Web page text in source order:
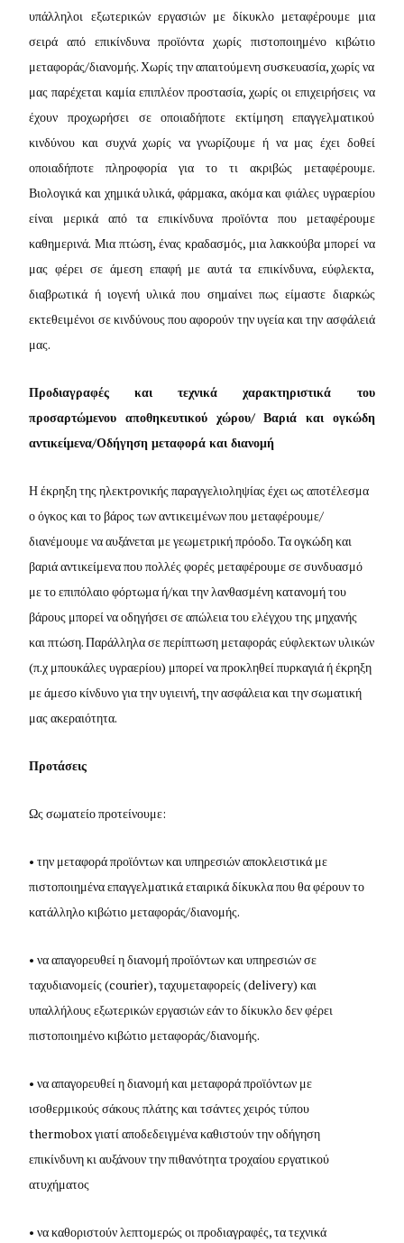
υπάλληλοι εξωτερικών εργασιών με δίκυκλο μεταφέρουμε μια
σειρά από επικίνδυνα προϊόντα χωρίς πιστοποιημένο κιβώτιο
μεταφοράς/διανομής. Χωρίς την απαιτούμενη συσκευασία, χωρίς να
μας παρέχεται καμία επιπλέον προστασία, χωρίς οι επιχειρήσεις να
έχουν προχωρήσει σε οποιαδήποτε εκτίμηση επαγγελματικού
κινδύνου και συχνά χωρίς να γνωρίζουμε ή να μας έχει δοθεί
οποιαδήποτε πληροφορία για το τι ακριβώς μεταφέρουμε.
Βιολογικά και χημικά υλικά, φάρμακα, ακόμα και φιάλες υγραερίου
είναι μερικά από τα επικίνδυνα προϊόντα που μεταφέρουμε
καθημερινά. Μια πτώση, ένας κραδασμός, μια λακκούβα μπορεί να
μας φέρει σε άμεση επαφή με αυτά τα επικίνδυνα, εύφλεκτα,
διαβρωτικά ή ιογενή υλικά που σημαίνει πως είμαστε διαρκώς
εκτεθειμένοι σε κινδύνους που αφορούν την υγεία και την ασφάλειά
μας.
Προδιαγραφές και τεχνικά χαρακτηριστικά του
προσαρτώμενου αποθηκευτικού χώρου/Βαριά και ογκώδη
αντικείμενα/Οδήγηση μεταφορά και διανομή
Η έκρηξη της ηλεκτρονικής παραγγελιοληψίας έχει ως αποτέλεσμα
ο όγκος και το βάρος των αντικειμένων που μεταφέρουμε/
διανέμουμε να αυξάνεται με γεωμετρική πρόοδο. Τα ογκώδη και
βαριά αντικείμενα που πολλές φορές μεταφέρουμε σε συνδυασμό
με το επιπόλαιο φόρτωμα ή/και την λανθασμένη κατανομή του
βάρους μπορεί να οδηγήσει σε απώλεια του ελέγχου της μηχανής
και πτώση. Παράλληλα σε περίπτωση μεταφοράς εύφλεκτων υλικών
(π.χ μπουκάλες υγραερίου) μπορεί να προκληθεί πυρκαγιά ή έκρηξη
με άμεσο κίνδυνο για την υγιεινή, την ασφάλεια και την σωματική
μας ακεραιότητα.
Προτάσεις
Ως σωματείο προτείνουμε:
• την μεταφορά προϊόντων και υπηρεσιών αποκλειστικά με
πιστοποιημένα επαγγελματικά εταιρικά δίκυκλα που θα φέρουν το
κατάλληλο κιβώτιο μεταφοράς/διανομής.
• να απαγορευθεί η διανομή προϊόντων και υπηρεσιών σε
ταχυδιανομείς (courier), ταχυμεταφορείς (delivery) και
υπαλλήλους εξωτερικών εργασιών εάν το δίκυκλο δεν φέρει
πιστοποιημένο κιβώτιο μεταφοράς/διανομής.
• να απαγορευθεί η διανομή και μεταφορά προϊόντων με
ισοθερμικούς σάκους πλάτης και τσάντες χειρός τύπου
thermoboxγιατί αποδεδειγμένα καθιστούν την οδήγηση
επικίνδυνη κι αυξάνουν την πιθανότητα τροχαίου εργατικού
ατυχήματος
• να καθοριστούν λεπτομερώς οι προδιαγραφές, τα τεχνικά